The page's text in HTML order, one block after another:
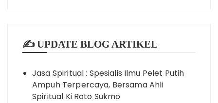
✍️ UPDATE BLOG ARTIKEL
Jasa Spiritual : Spesialis Ilmu Pelet Putih
Ampuh Terpercaya, Bersama Ahli
Spiritual Ki Roto Sukmo